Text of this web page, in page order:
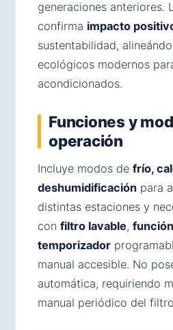
generaciones anteriores.
confirma impacto
sustentabilidad,
ecológicos modernos
acondicionados.
Funciones y
operación
Incluye modos de frío,
deshumidificación para
distintas estaciones y
con filtro lavable,
temporizador
manual accesible. No
automática, requiriendo
manual periódico del